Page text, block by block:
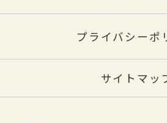
プライバシーポ
サイトマッ